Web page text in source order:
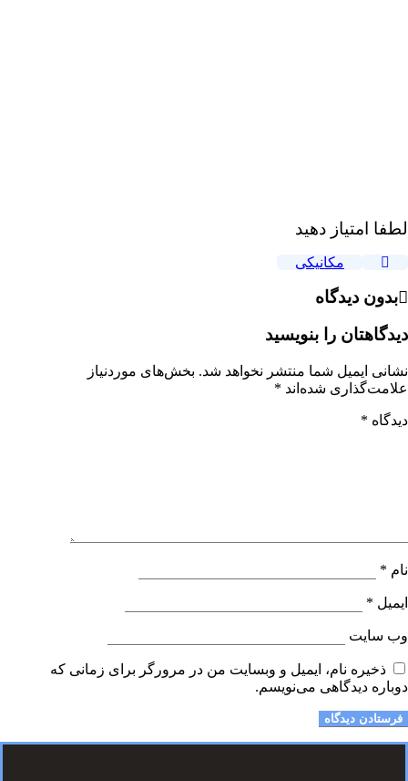
لطفا امتیاز دهید
مکانیکی
بدون دیدگاه
دیدگاهتان را بنویسید
نشانی ایمیل شما منتشر نخواهد شد. بخش‌های موردنیاز
علامت‌گذاری شده‌اند *
دیدگاه *
نام *
ایمیل *
وب‌ سایت
ذخیره نام، ایمیل و وبسایت من در مرورگر برای زمانی که
دوباره دیدگاهی می‌نویسم.